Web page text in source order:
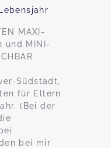
MAXI-
und MINI-
Südstadt,
für Eltern
(Bei der
bei mir